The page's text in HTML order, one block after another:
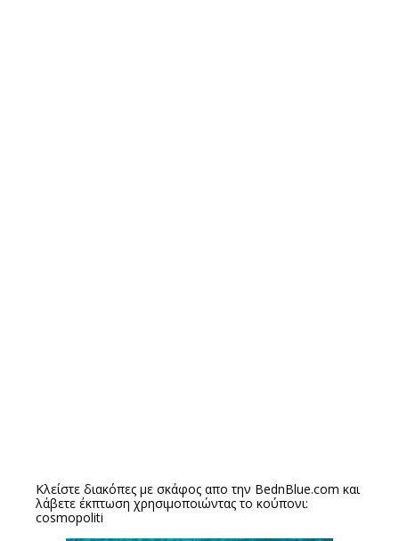
Κλείστε διακόπες με σκάφος απο την BednBlue.com και
λάβετε έκπτωση χρησιμοποιώντας το κούπονι:
cosmopoliti